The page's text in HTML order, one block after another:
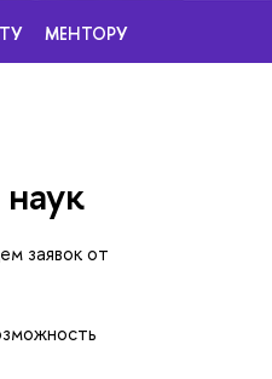
МЕНТОРУ
заявок от